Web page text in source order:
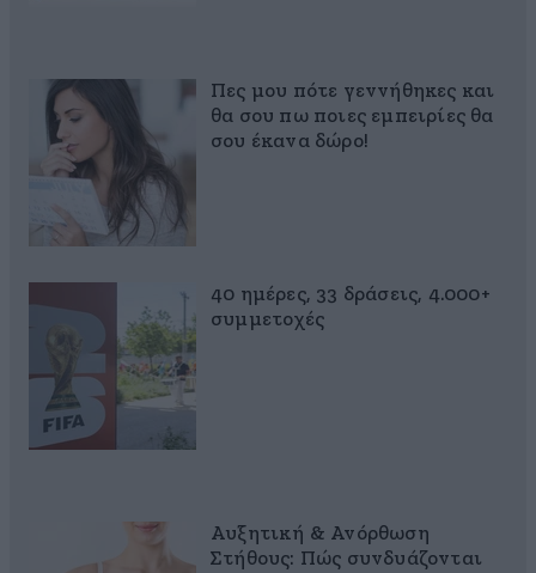
Πες μου πότε γεννήθηκες και
θα σου πω ποιες εμπειρίες θα
σου έκανα δώρο!
40 ημέρες, 33 δράσεις, 4.000+
συμμετοχές
Αυξητική & Ανόρθωση
Στήθους: Πώς συνδυάζονται